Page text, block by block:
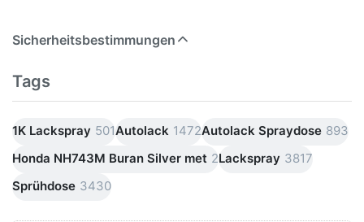
Sicherheitsbestimmungen
Tags
1K Lackspray 501Autolack 1472Autolack Spraydose 893
Honda NH743M Buran Silver met 2Lackspray 3817
Sprühdose 3430